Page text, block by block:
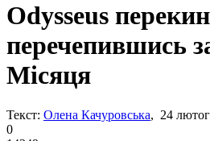
Odysseus
перечепившись
Місяця
Текст: Олена Качуровська, 24
0